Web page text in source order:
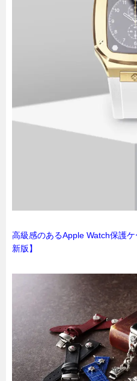
高級感のあるApple Watch保護
新版】